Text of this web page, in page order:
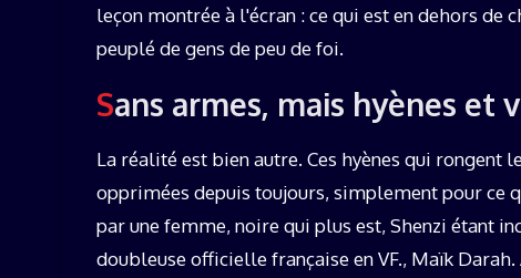
leçon montrée à l'écran : ce qui est en dehors de
peuplé de gens de peu de foi.
Sans armes, mais hyènes et
La réalité est bien autre. Ces hyènes qui rongent
opprimées depuis toujours, simplement pour ce
par une femme, noire qui plus est, Shenzi étant
doubleuse officielle française en VF., Maïk